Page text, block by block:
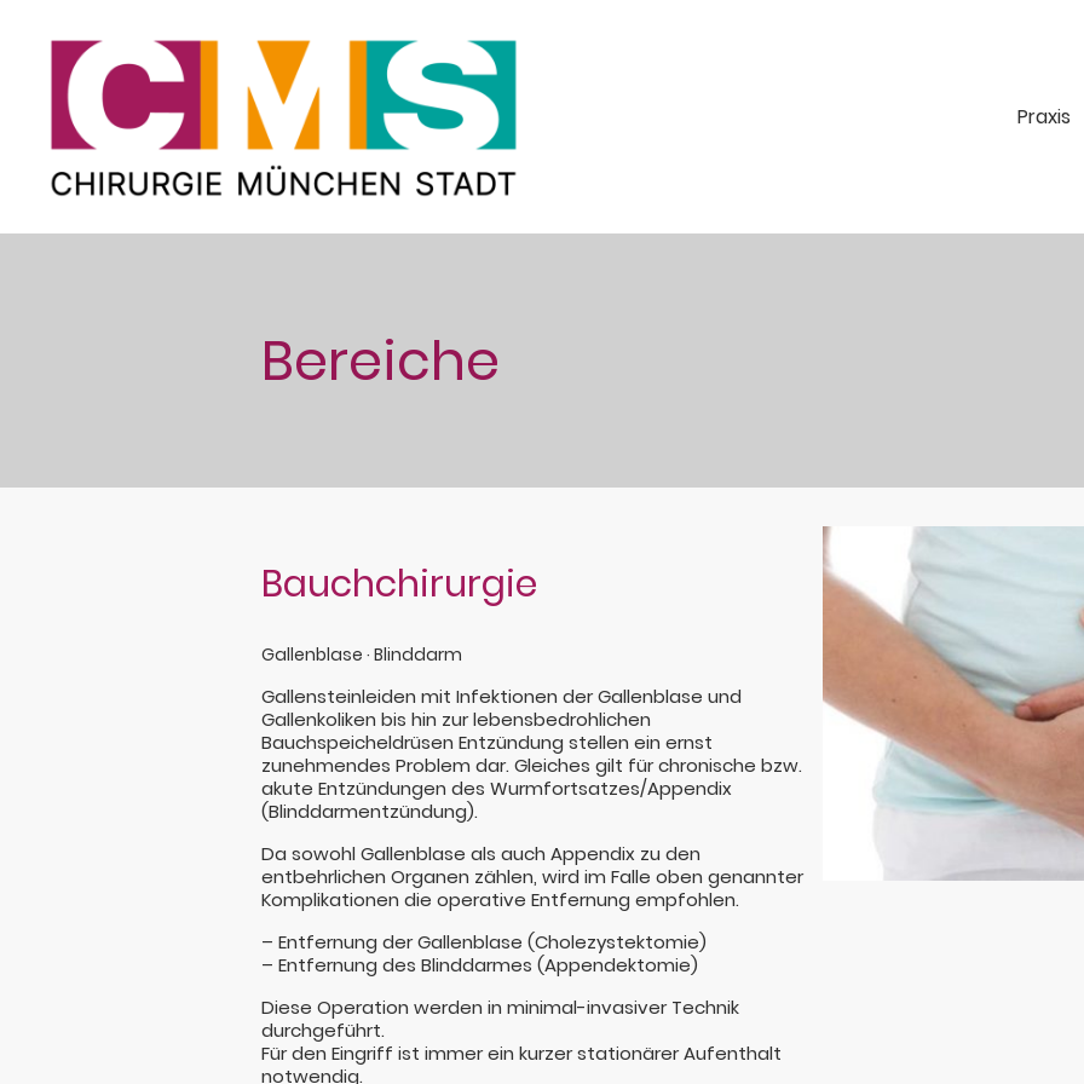
Praxis
Bereiche
Bauchchirurgie
Gallenblase · Blinddarm
Gallensteinleiden mit Infektionen der Gallenblase und
Gallenkoliken bis hin zur lebensbedrohlichen
Bauchspeicheldrüsen Entzündung stellen ein ernst
zunehmendes Problem dar. Gleiches gilt für chronische bzw.
akute Entzündungen des Wurmfortsatzes/Appendix
(Blinddarmentzündung).
Da sowohl Gallenblase als auch Appendix zu den
entbehrlichen Organen zählen, wird im Falle oben genannter
Komplikationen die operative Entfernung empfohlen.
– Entfernung der Gallenblase (Cholezystektomie)
– Entfernung des Blinddarmes (Appendektomie)
Diese Operation werden in minimal-invasiver Technik
durchgeführt.
Für den Eingriff ist immer ein kurzer stationärer Aufenthalt
notwendig.